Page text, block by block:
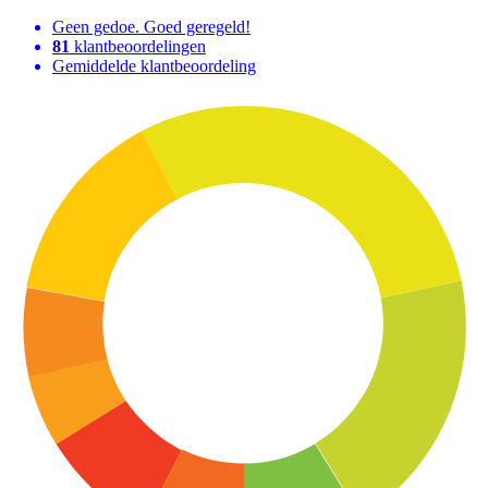
Geen gedoe. Goed geregeld!
81 klantbeoordelingen
Gemiddelde klantbeoordeling